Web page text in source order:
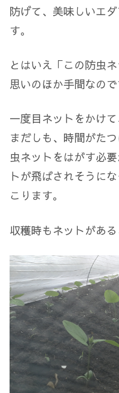
防げて、美味しいエ
す。
とはいえ「この防虫
思いのほか手間なので
一度目ネットをかけ
まだしも、時間がた
虫ネットをはがす必
トが飛ばされそうに
こります。
収穫時もネットがあ